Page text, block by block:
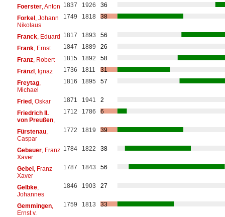
Foerster, Anton 1837 1926
36
Forkel, Johann
Nikolaus
1749 1818 38
Franck, Eduard 1817 1893
56
Frank, Ernst 1847 1889
26
Franz, Robert 1815 1892
58
Fränzl, Ignaz 1736 1811
31
Freytag,
Michael
1816 1895 57
Fried, Oskar 1871 1941
2
Friedrich II.
von Preußen,
1712 1786 6
Fürstenau,
Caspar
1772 1819 39
Gebauer, Franz
Xaver
1784 1822 38
Gebel, Franz
Xaver
1787 1843 56
Gelbke,
Johannes
1846 1903 27
Gemmingen,
Ernst v.
1759 1813 33